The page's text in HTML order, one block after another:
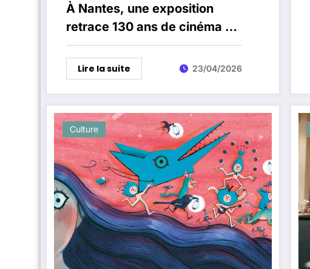
À Nantes, une exposition
retrace 130 ans de cinéma en
Loire-Atlantique aux Archives
départementales
Lire la suite 23/04/2026
Culture